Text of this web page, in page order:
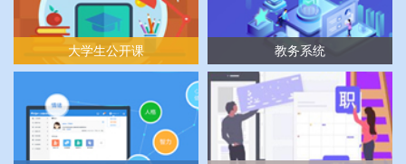
大学生公开课 教务系统